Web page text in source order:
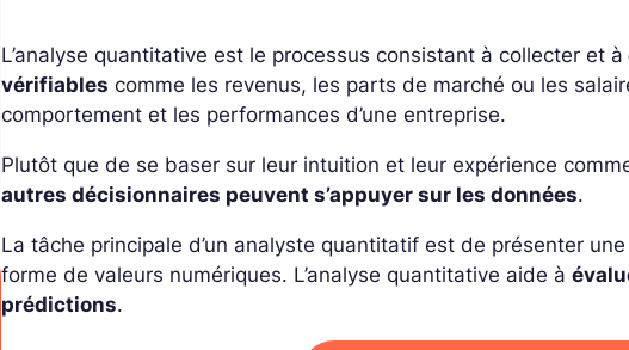
L’analyse quantitative est le processus consistant à collecter et à
vérifiables comme les revenus, les parts de marché ou les
comportement et les performances d’une entreprise.
Plutôt que de se baser sur leur intuition et leur expérience
autres décisionnaires peuvent s’appuyer sur les données.
La tâche principale d’un analyste quantitatif est de présenter
forme de valeurs numériques. L’analyse quantitative aide à
prédictions.